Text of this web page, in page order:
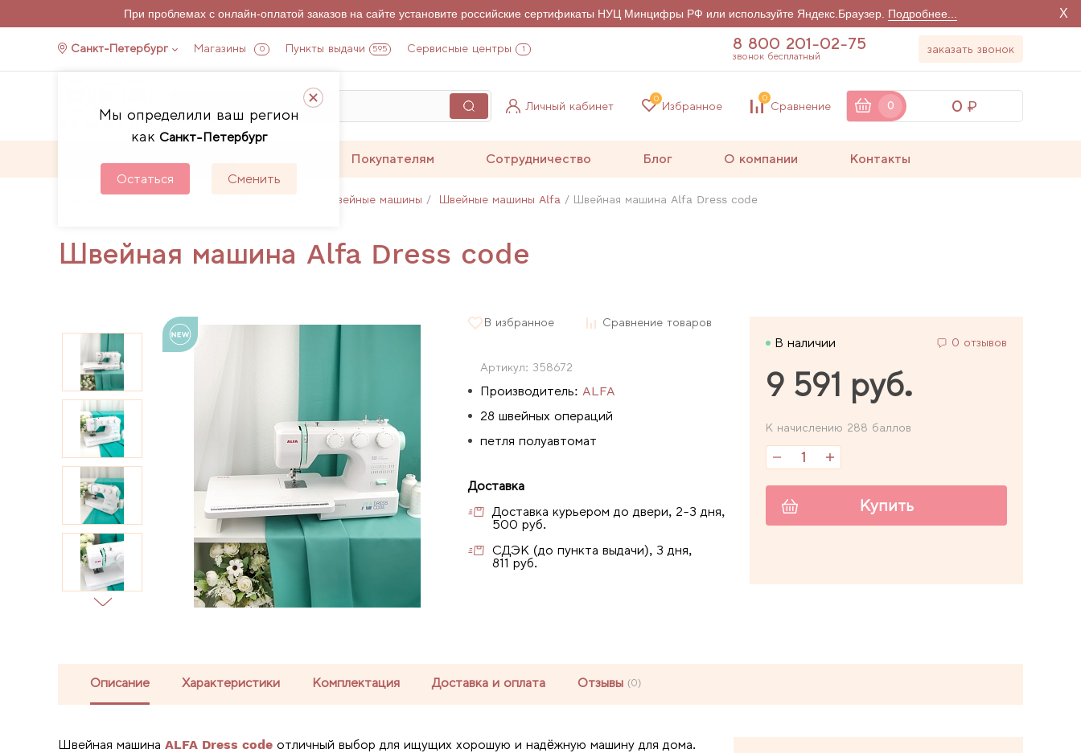
При проблемах с онлайн-оплатой заказов на сайте установите российские сертификаты НУЦ Минцифры РФ или используйте Яндекс.Браузер. Подробнее... X
Санкт-Петербург Магазины 0 Пункты выдачи 595 Сервисные центры 1
Мы определили ваш регион
как Санкт-Петербург
Остаться Сменить
8 800 201-02-75
звонок бесплатный
заказать звонок
Личный кабинет Избранное
0
Сравнение
0
0 0
Покупателям Сотрудничество Блог О компании Контакты
Каталог Швейное оборудование Швейные машины Швейные машины Alfa Швейная машина Alfa Dress code
Швейная машина Alfa Dress code
В избранное Сравнение товаров
Артикул: 358672
Производитель: ALFA
28 швейных операций
петля полуавтомат
Доставка
Доставка курьером до двери, 2-3 дня,
500 руб.
СДЭК (до пункта выдачи), 3 дня,
811 руб.
В наличии 0 отзывов
9 591 руб.
К начислению 288 баллов
Купить
Описание Характеристики Комплектация Доставка и оплата Отзывы (0)
Швейная машина ALFA Dress code отличный выбор для ищущих хорошую и надёжную машину для дома.